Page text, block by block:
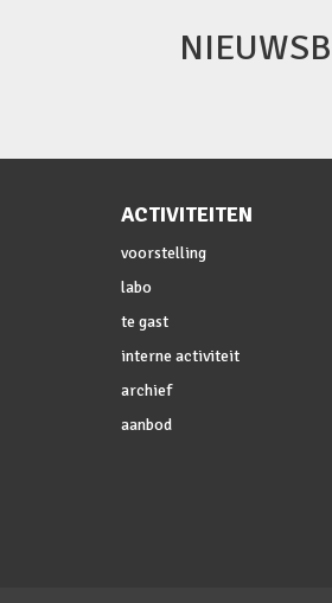
ACTIVITEITEN
voorstelling
labo
te gast
interne activiteit
archief
aanbod